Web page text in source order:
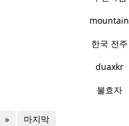
mountain
한국 전주
duaxkr
불효자
» 마지막